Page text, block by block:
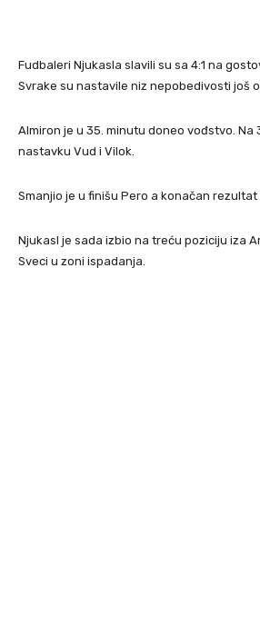
Fudbaleri Njukasla slavili su sa 4:1 na
Svrake su nastavile niz nepobedivosti još
Almiron je u 35. minutu doneo vođstvo. Na
nastavku Vud i Vilok.
Smanjio je u finišu Pero a konačan rezultat
Njukasl je sada izbio na treću poziciju iza
Sveci u zoni ispadanja.